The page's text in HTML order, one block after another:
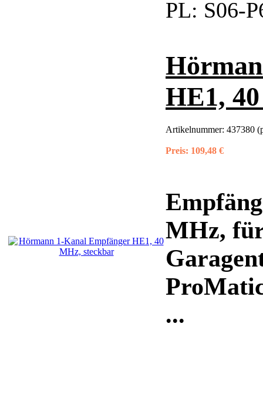
PL: S06-
HE1,
Artikelnummer: 437380
Preis: 109,48 €
MHz,
...